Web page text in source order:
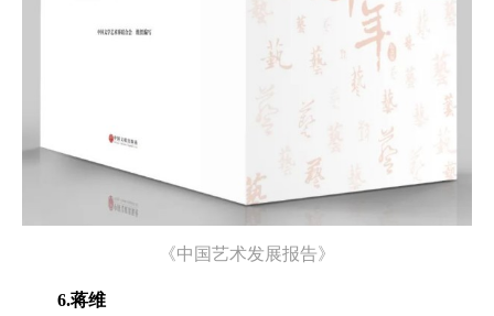
《中国艺术发展报告》
6.蒋维